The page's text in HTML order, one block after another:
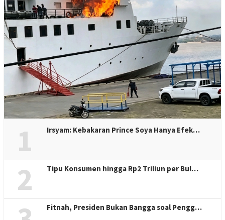
1 Irsyam: Kebakaran Prince Soya Hanya Efek…
2 Tipu Konsumen hingga Rp2 Triliun per Bul…
Fitnah, Presiden Bukan Bangga soal Pengg…